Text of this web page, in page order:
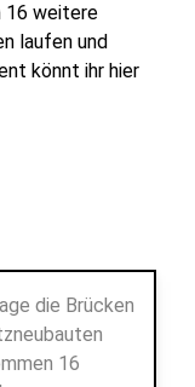
16 weitere
laufen und
könnt ihr hier
die Brücken
16